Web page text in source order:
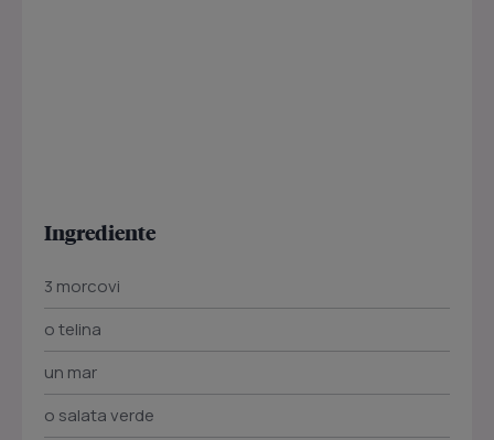
Ingrediente
3 morcovi
o telina
un mar
o salata verde